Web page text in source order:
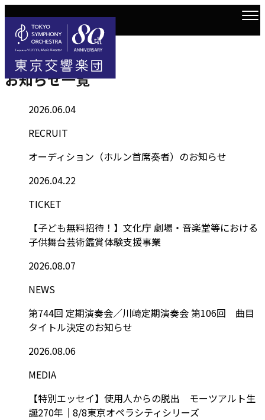
トップ お知らせ一覧
Information
お知らせ一覧
2026.06.04
RECRUIT
オーディション（ホルン首席奏者）のお知らせ
2026.04.22
TICKET
【子ども無料招待！】文化庁 劇場・音楽堂等における
子供舞台芸術鑑賞体験支援事業
2026.08.07
NEWS
第744回 定期演奏会／川崎定期演奏会 第106回 曲目
タイトル決定のお知らせ
2026.08.06
MEDIA
【特別エッセイ】使用人からの脱出 モーツアルト生
誕270年｜8/8東京オペラシティシリーズ